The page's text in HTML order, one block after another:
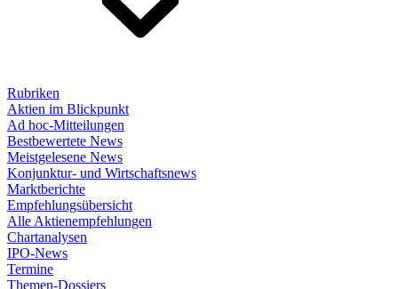
Rubriken
Aktien im Blickpunkt
Ad hoc-Mitteilungen
Bestbewertete News
Meistgelesene News
Konjunktur- und Wirtschaftsnews
Marktberichte
Empfehlungsübersicht
Alle Aktienempfehlungen
Chartanalysen
IPO-News
Termine
Themen-Dossiers